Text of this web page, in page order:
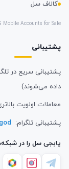
کالاف سل
Mobile Accounts for Sale
پشتیبانی
پشتیبانی سریع در
داده می‌شوند)
معاملات اولویت
پشتیبانی تلگرام:
پابجی سل را در